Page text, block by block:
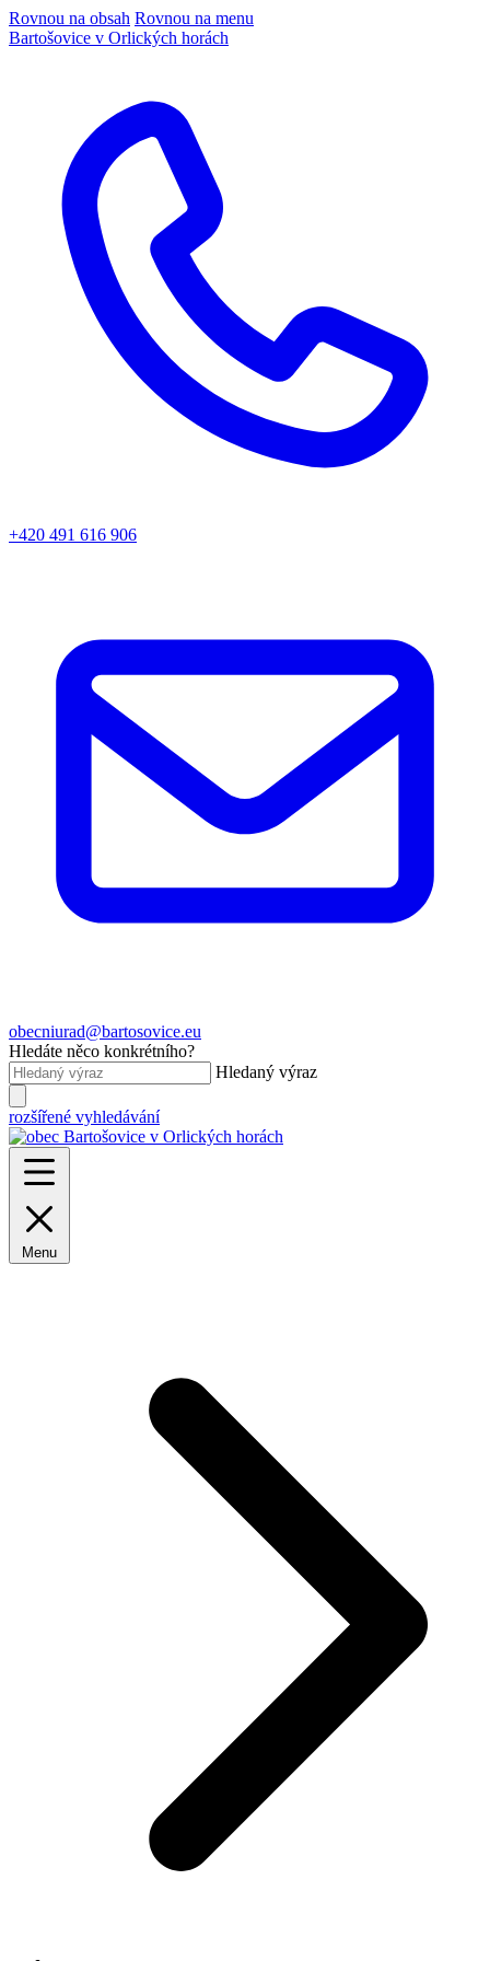
Rovnou na obsah Rovnou na menu
Bartošovice v Orlických horách
+420 491 616 906
obecniurad@bartosovice.eu
Hledáte něco konkrétního?
Hledaný výraz
rozšířené vyhledávání
Menu